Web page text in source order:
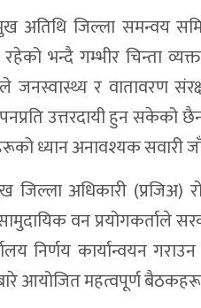
अतिथि जिल्ला समन्वय
भन्दै गम्भीर चिन्ता
जनस्वास्थ्य र वातावरण
उत्तरदायी हुन सकेको
ध्यान अनावश्यक सवारी
जिल्ला अधिकारी
वन प्रयोगकर्ताले
निर्णय कार्यान्वयन
आयोजित महत्वपूर्ण